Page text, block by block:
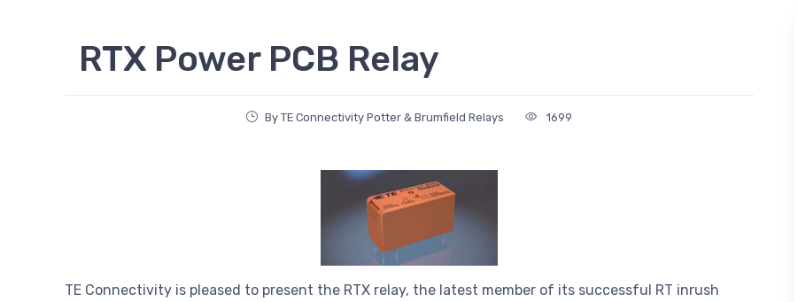
RTX Power PCB Relay
By TE Connectivity Potter & Brumfield Relays 1699
TE Connectivity is pleased to present the RTX relay, the latest member of its successful RT inrush